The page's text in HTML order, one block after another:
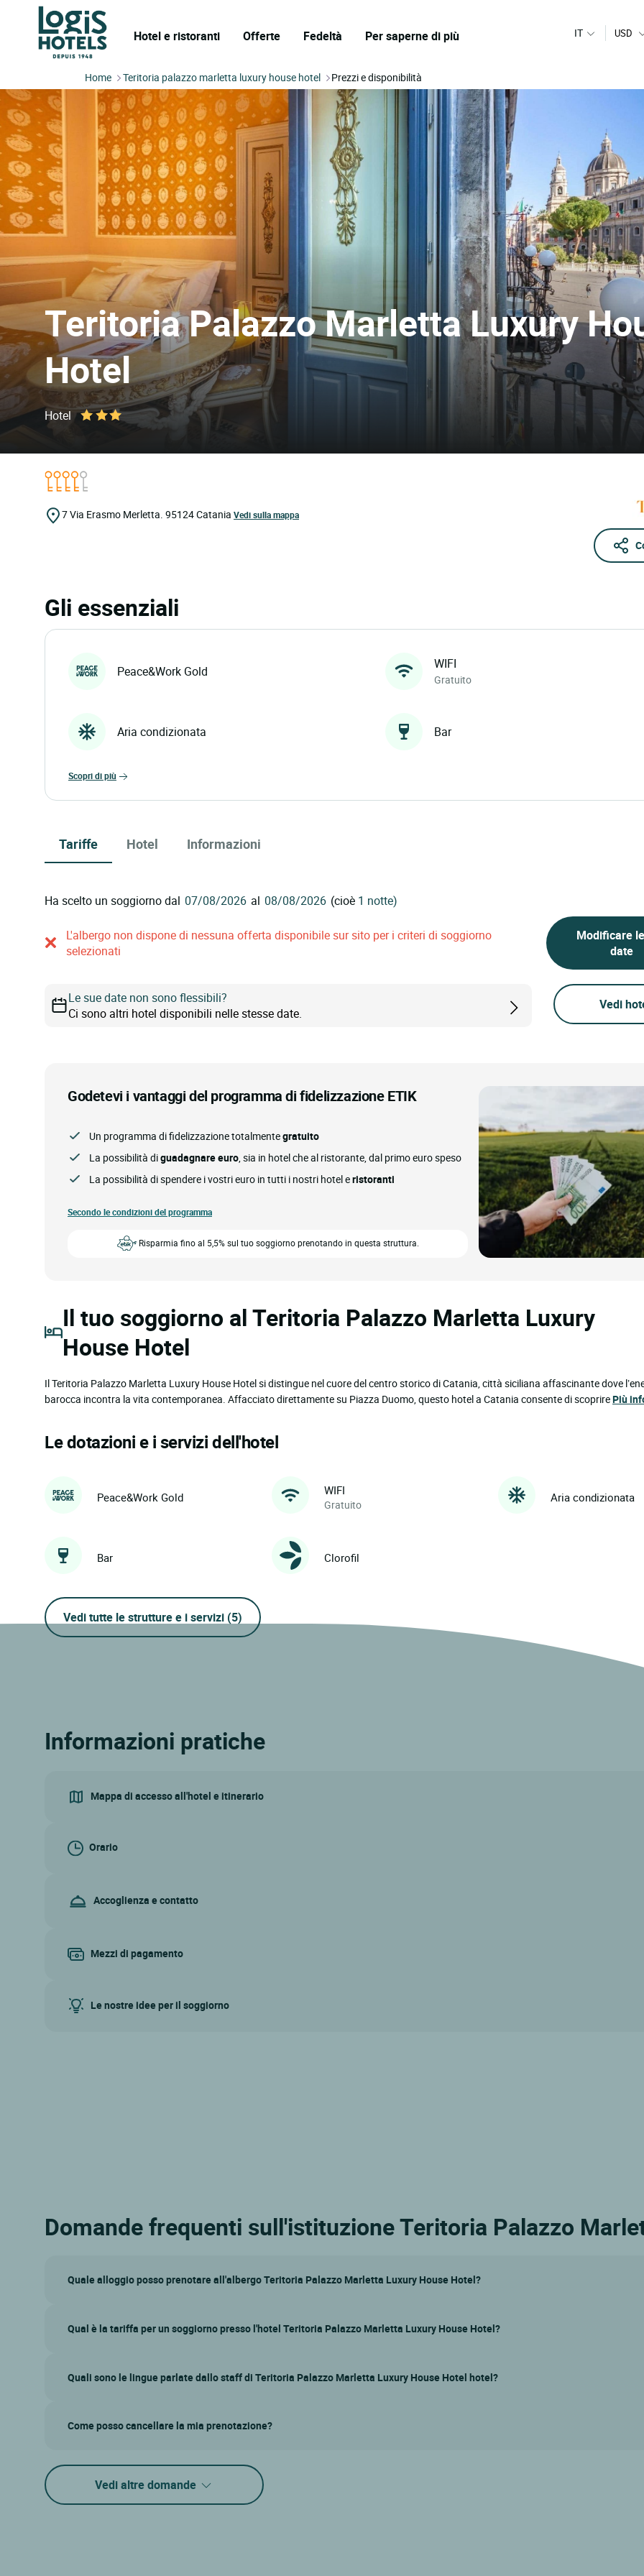
Hotel e ristoranti Offerte Fedeltà Per saperne di più IT USD
Home Teritoria palazzo marletta luxury house hotel Prezzi e disponibilità
Teritoria Palazzo Marletta Luxury
Hotel
Hotel
7 Via Erasmo Merletta. 95124Catania Vedi sulla mappa
Gli essenziali
Peace&Work Gold WIFI
Gratuito
Aria condizionata Bar
scopri di più
Tariffe Hotel Informazioni
Ha scelto un soggiorno dal al (cioè 1 notte)
L'albergo non dispone di nessuna offerta disponibile sur sito per i criteri di soggiorno
selezionati
Modificare
date
Le sue date non sono flessibili?
Ci sono altri hotel disponibili nelle stesse date.
Vedi
Godetevi i vantaggi del programma di fidelizzazione ETIK
Un programma di fidelizzazione totalmentegratuito
La possibilità diguadagnare euro , sia in hotel che al ristorante, dal primo euro speso
La possibilità di spendere i vostri euro in tutti i nostri hotel eristoranti
Secondo le condizioni del programma
Risparmia fino al 5,5% sul tuo soggiorno prenotando in questa struttura.
Il tuo soggiorno al Teritoria Palazzo Marletta Luxury
House Hotel
Il Teritoria Palazzo Marletta Luxury House Hotel si distingue nel cuore del centro storico di Catania, città siciliana affascinante dove
barocca incontra la vita contemporanea. Affacciato direttamente su Piazza Duomo, questo hotel a Catania consente di scoprirePiù
Le dotazioni e i servizi dell'hotel
Peace&Work Gold WIFI
Gratuito
Aria condizionata
Bar Clorofil
Vedi tutte le strutture e i servizi (5)
Informazioni pratiche
Mappa di accesso all'hotel e itinerario
Orario
Accoglienza e contatto
Mezzi di pagamento
Le nostre idee per il soggiorno
Domande frequenti sull'istituzione Teritoria Palazzo
Quale alloggio posso prenotare all'albergo Teritoria Palazzo Marletta Luxury House Hotel?
Qual è la tariffa per un soggiorno presso l'hotel Teritoria Palazzo Marletta Luxury House Hotel?
Quali sono le lingue parlate dallo staff di Teritoria Palazzo Marletta Luxury House Hotel hotel?
Come posso cancellare la mia prenotazione?
Vedi altre domande